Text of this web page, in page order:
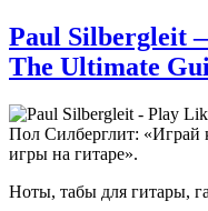
Paul Silbergleit
The Ultimate
Пол Силберглит:
игры на гитаре».
Ноты, табы для гитары,